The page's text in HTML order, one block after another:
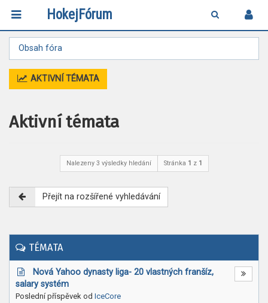
HokejFórum
Obsah fóra
AKTIVNÍ TÉMATA
Aktivní témata
Nalezeny 3 výsledky hledání Stránka 1 z 1
Přejít na rozšířené vyhledávání
TÉMATA
Nová Yahoo dynasty liga- 20 vlastných franšíz,
salary systém
Poslední příspěvek od IceCore